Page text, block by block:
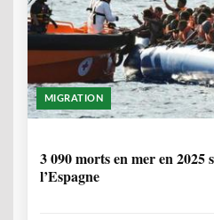
MIGRATION
3 090 morts en mer en 2025
l’Espagne